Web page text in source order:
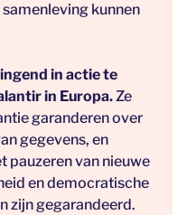
kunnen
in actie te
in Europa.Ze
garanderen over
gegevens, en
pauzeren van nieuwe
en democratische
zijn gegarandeerd.